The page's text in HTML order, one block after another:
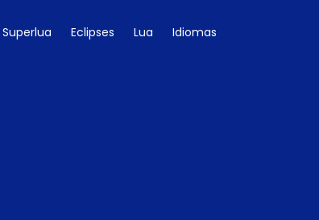
Superlua Eclipses Lua Idiomas